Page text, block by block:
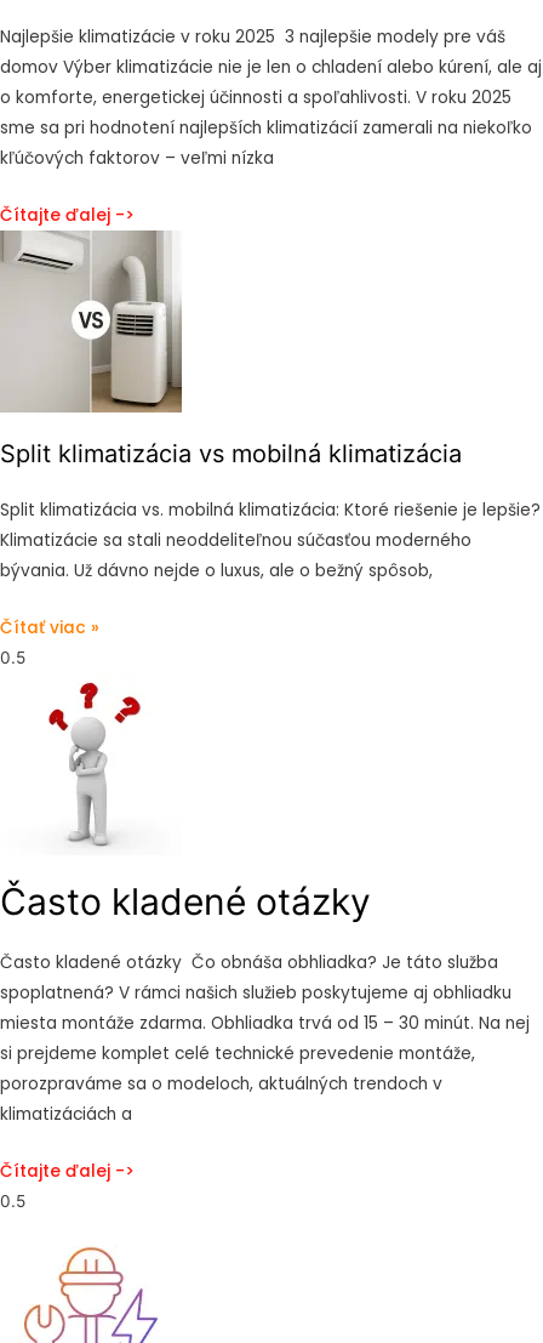
Najlepšie klimatizácie v roku 2025 3 najlepšie modely pre váš
domov Výber klimatizácie nie je len o chladení alebo kúrení, ale aj
o komforte, energetickej účinnosti a spoľahlivosti. V roku 2025
sme sa pri hodnotení najlepších klimatizácií zamerali na niekoľko
kľúčových faktorov – veľmi nízka
Čítajte ďalej ->
Split klimatizácia vs mobilná klimatizácia
Split klimatizácia vs. mobilná klimatizácia: Ktoré riešenie je lepšie?
Klimatizácie sa stali neoddeliteľnou súčasťou moderného
bývania. Už dávno nejde o luxus, ale o bežný spôsob,
Čítať viac »
Často kladené otázky
Často kladené otázky Čo obnáša obhliadka? Je táto služba
spoplatnená? V rámci našich služieb poskytujeme aj obhliadku
miesta montáže zdarma. Obhliadka trvá od 15 – 30 minút. Na nej
si prejdeme komplet celé technické prevedenie montáže,
porozpraváme sa o modeloch, aktuálných trendoch v
klimatizáciách a
Čítajte ďalej ->